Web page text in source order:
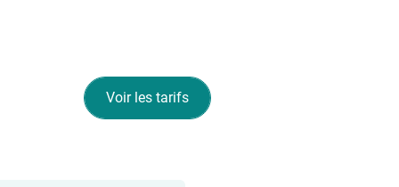
Voir les tarifs